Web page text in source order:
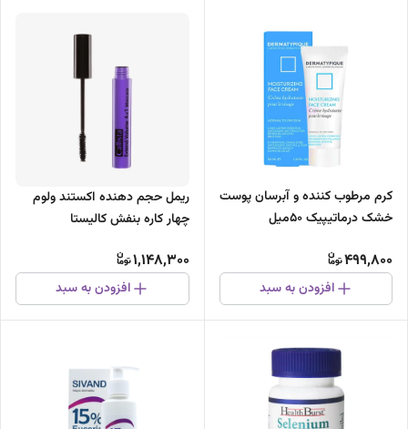
کرم مرطوب کننده و آبرسان پوست
خشک درماتیپیک 50میل
499,800
افزودن به سبد
ریمل حجم دهنده اکستند ولوم
چهار کاره بنفش کالیستا
1,148,300
افزودن به سبد